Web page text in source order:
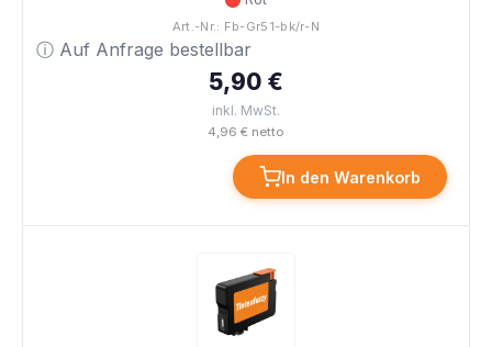
Art.-Nr.: Fb-Gr51-bk/r-N
ⓘ Auf Anfrage bestellbar
5,90 €
inkl. MwSt.
4,96 € netto
In den Warenkorb